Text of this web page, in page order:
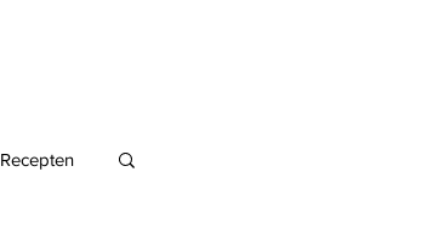
Recepten